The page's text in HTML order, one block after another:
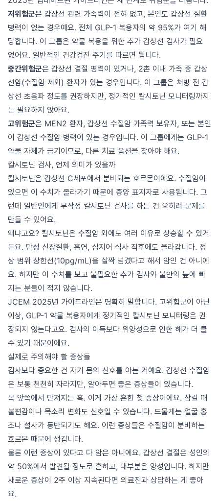
저위험군은 갑상선 관련 가족력이 전혀 없고, 본인도 갑상선 질환
병력이 없는 경우예요. 전체 GLP-1 복용자의 약 95%가 여기 해
당합니다. 이 그룹은 약물 복용을 위한 추가 갑상선 검사가 필요
없어요. 일반적인 건강검진 주기를 따르면 됩니다.
중간위험군은 갑상선 결절 병력이 있거나, 2촌 이내 가족 중 갑상
선암(수질암 제외) 환자가 있는 경우입니다. 이 그룹은 처방 전 갑
상선 초음파 정도를 권장하지만, 정기적인 칼시토닌 모니터링까지
는 필요하지 않아요.
고위험군은 MEN2 환자, 갑상선 수질암 가족력 보유자, 또는 본인
이 갑상선 수질암 병력이 있는 경우입니다. 이 그룹에게는 GLP-1
약물 자체가 금기이므로, 다른 치료 옵션을 찾아야 해요.
칼시토닌 검사, 언제 의미가 있을까
칼시토닌은 갑상선 C세포에서 분비되는 호르몬이에요. 수질암이
있으면 이 수치가 올라가기 때문에 종양 표지자로 사용됩니다. 그
런데 일반인에게 무작정 칼시토닌 검사를 하는 건 오히려 문제를
만들 수 있어요.
왜냐고요? 칼시토닌은 수질암 외에도 여러 이유로 상승할 수 있거
든요. 만성 신장질환, 흡연, 심지어 식사 직후에도 올라갑니다. 정
상 범위 상한선(10pg/mL)을 살짝 넘겼다고 해서 암인 건 아니에
요. 하지만 이 수치를 보고 불필요한 추가 검사와 불안의 늪에 빠
지는 분들이 적지 않습니다.
JCEM 2025년 가이드라인은 명확히 말합니다. 고위험군이 아닌
이상, GLP-1 약물 복용자에게 정기적인 칼시토닌 모니터링은 권
장되지 않는다고요. 검사의 이득보다 위양성으로 인한 해가 더 클
수 있기 때문이에요.
실제로 주의해야 할 증상들
검사보다 중요한 건 자기 몸의 신호를 아는 거예요. 갑상선 수질암
은 보통 천천히 자라지만, 알아두면 좋은 증상들이 있습니다.
목 앞쪽에서 만져지는 혹. 이게 가장 흔한 첫 증상이에요. 삼킬 때
불편감이나 목소리 변화도 신호일 수 있습니다. 드물게는 얼굴 홍
조나 설사가 동반되기도 해요. 이런 증상들은 수질암이 분비하는
호르몬 때문에 생깁니다.
물론 이런 증상이 있다고 다 암은 아니에요. 갑상선 결절은 성인의
약 50%에서 발견될 정도로 흔하고, 대부분은 양성입니다. 하지만
새로운 증상이 2주 이상 지속된다면 의료진과 상담하는 게 좋아
요.